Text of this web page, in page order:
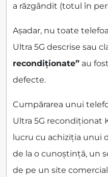
a răzgândit (totul în
Așadar, nu toate
Ultra 5G descrise sau
recondiționate” au
defecte.
Cumpărarea unui
Ultra 5G recondiționat
lucru cu achiziția unui
de la o cunoștință, un
de pe un site